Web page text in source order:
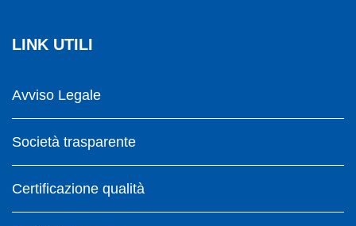
LINK UTILI
Avviso Legale
Società trasparente
Certificazione qualità